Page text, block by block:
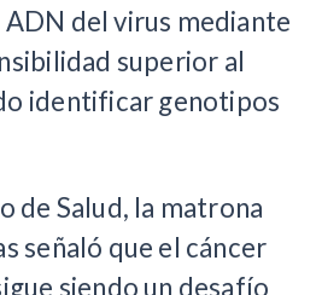
del virus mediante
superior al
identificar genotipos
de Salud, la matrona
señaló que el cáncer
siendo un desafío